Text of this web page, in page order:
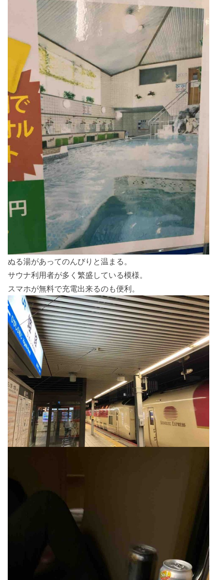
ぬる湯があってのんびりと温まる。
サウナ利用者が多く繁盛している模様。
スマホが無料で充電出来るのも便利。